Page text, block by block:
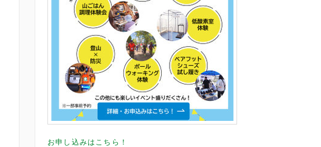
お申し込みはこちら！